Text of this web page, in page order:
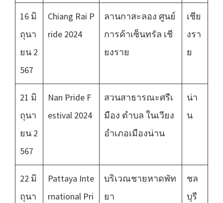
16 มิ
ถุนา
ยน 2
567
Chiang Rai P
ride 2024
ลานกาสะลอง ศูนย์
การค้าเซ็นทรัล เชี
ยงราย
เชีย
งรา
ย
21 มิ
ถุนา
ยน 2
567
Nan Pride F
estival 2024
สวนสาธารณะศรีเ
มือง ตำบล ในเวียง
อำเภอเมืองน่าน
น่า
น
22 มิ
ถุนา
Pattaya Inte
rnational Pri
บริเวณชายหาดพัท
ยา
ชล
บุรี